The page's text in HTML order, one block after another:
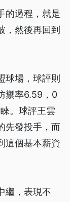
的過程，就是
，然後再回到
球場，球評則
禦率6.59，0
。球評王雲
先發投手，而
這個基本薪資
繼，表現不